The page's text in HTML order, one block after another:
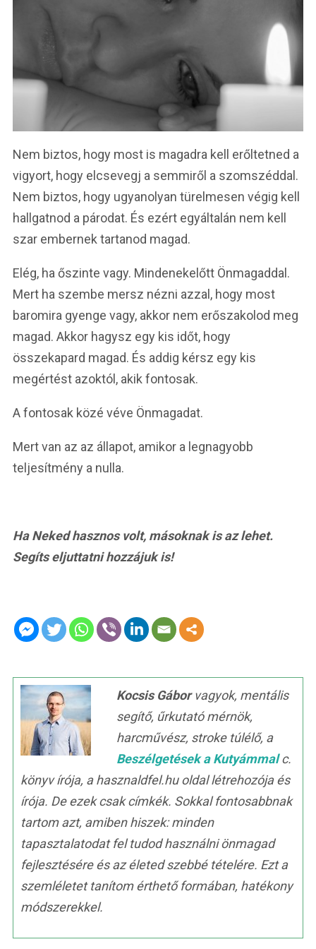
Nem biztos, hogy most is magadra kell erőltetned a
vigyort, hogy elcsevegj a semmiről a szomszéddal.
Nem biztos, hogy ugyanolyan türelmesen végig kell
hallgatnod a párodat. És ezért egyáltalán nem kell
szar embernek tartanod magad.
Elég, ha őszinte vagy. Mindenekelőtt Önmagaddal.
Mert ha szembe mersz nézni azzal, hogy most
baromira gyenge vagy, akkor nem erőszakolod meg
magad. Akkor hagysz egy kis időt, hogy
összekapard magad. És addig kérsz egy kis
megértést azoktól, akik fontosak.
A fontosak közé véve Önmagadat.
Mert van az az állapot, amikor a legnagyobb
teljesítmény a nulla.
Ha Neked hasznos volt, másoknak is az lehet.
Segíts eljuttatni hozzájuk is!
Kocsis Gáborvagyok, mentális
segítő, űrkutató mérnök,
harcművész, stroke túlélő, a
Beszélgetések a Kutyámmalc.
könyv írója, a hasznaldfel.hu oldal létrehozója és
írója. De ezek csak címkék. Sokkal fontosabbnak
tartom azt, amiben hiszek: minden
tapasztalatodat fel tudod használni önmagad
fejlesztésére és az életed szebbé tételére. Ezt a
szemléletet tanítom érthető formában, hatékony
módszerekkel.